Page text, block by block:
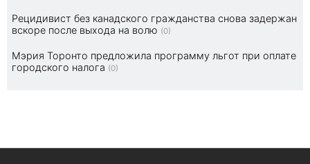
Рецидивист без канадского гражданства снова задержан
вскоре после выхода на волю (0)
Мэрия Торонто предложила программу льгот при оплате
городского налога (0)